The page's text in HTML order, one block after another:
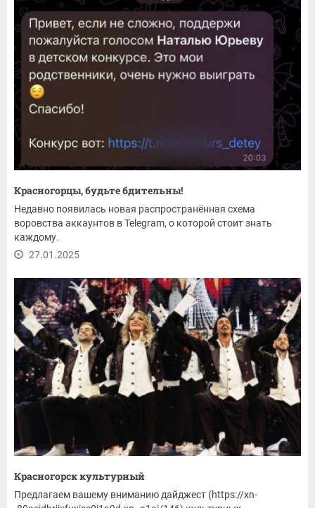
Красногорцы, будьте бдительны!
Недавно появилась новая распространённая схема
воровства аккаунтов в Telegram, о которой стоит знать
каждому.
27.01.2025
Красногорск культурный
Предлагаем вашему вниманию дайджест (https://xn-